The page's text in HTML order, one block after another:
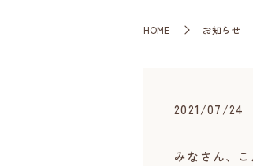
HOME お知らせ
2021/07/24
みなさん、